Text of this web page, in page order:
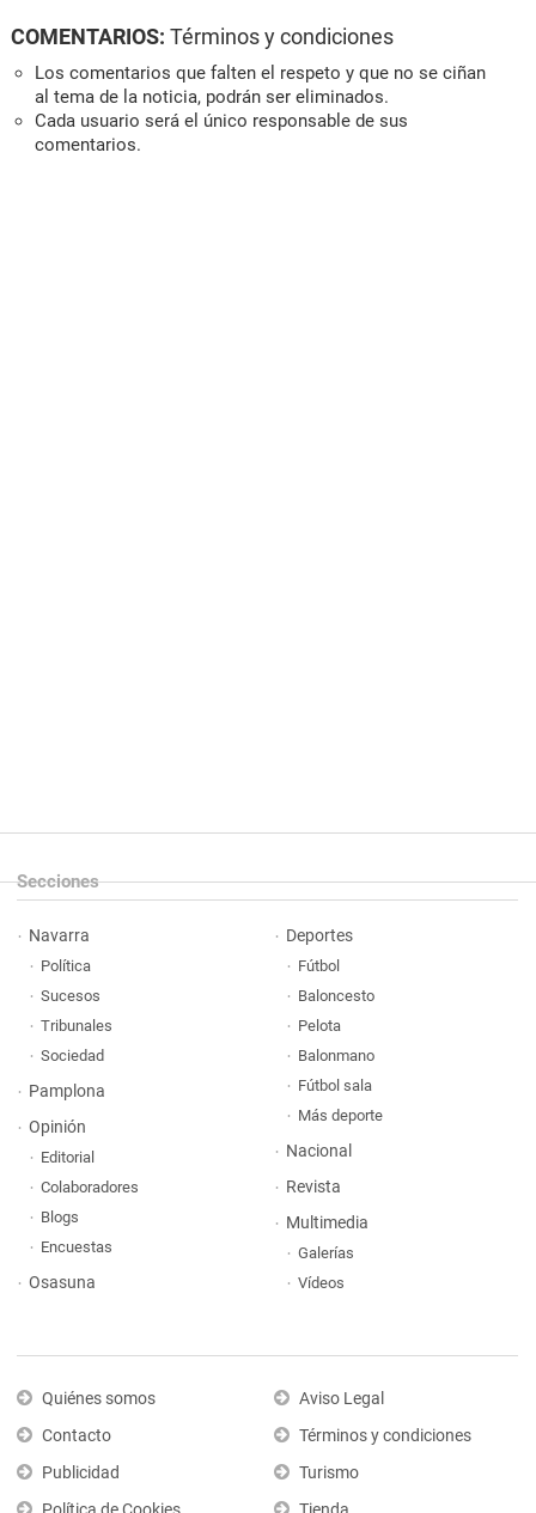
COMENTARIOS: Términos y condiciones
Los comentarios que falten el respeto y que no se ciñan
al tema de la noticia, podrán ser eliminados.
Cada usuario será el único responsable de sus
comentarios.
Secciones
Navarra
Política
Sucesos
Tribunales
Sociedad
Pamplona
Opinión
Editorial
Colaboradores
Blogs
Encuestas
Osasuna
Deportes
Fútbol
Baloncesto
Pelota
Balonmano
Fútbol sala
Más deporte
Nacional
Revista
Multimedia
Galerías
Vídeos
Quiénes somos
Contacto
Publicidad
Aviso Legal
Términos y condiciones
Turismo